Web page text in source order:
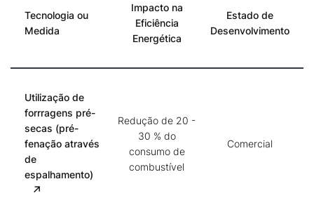
Tecnologia ou
Medida
Impacto na
Eficiência
Energética
Estado de
Desenvolvimento
Utilização de
forrragens pré-
secas (pré-
fenação através
de
espalhamento)
Redução de 20 -
30 % do
consumo de
combustível
Comercial